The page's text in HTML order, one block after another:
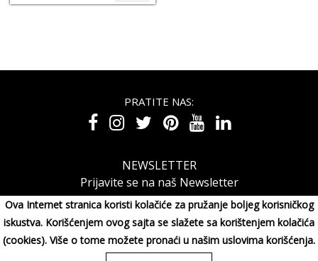
Ova Internet stranica koristi kolačiće za pružanje boljeg korisničkog
iskustva. Korišćenjem ovog sajta se slažete sa korištenjem kolačića
(cookies). Više o tome možete pronaći u našim uslovima korišćenja.
PRATITE NAS:
NEWSLETTER
Prijavite se na naš Newsletter
MAXIMORA GROUP DOO Miluna Pantića 15, 34000 KRAGUJE,